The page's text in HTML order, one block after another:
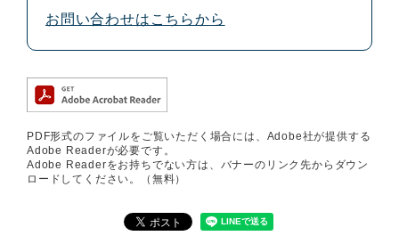
お問い合わせはこちらから
PDF形式のファイルをご覧いただく場合には、Adobe社が提供する
Adobe Readerが必要です。
Adobe Readerをお持ちでない方は、バナーのリンク先からダウン
ロードしてください。（無料）